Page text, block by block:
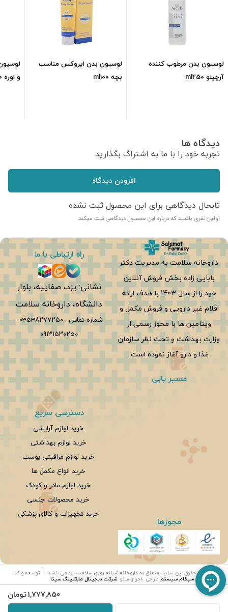
لوسیون بدن مرطوب کننده
آرچیلو ml250
لوسیون بدن ایروکس مناسب
بچه ml100
و اوره ml150
دیدگاه ها
تجربه خود را با ما به اشتراگ بگذارید
افزودن دیدگاه
تابحال دیدگاهی برای این محصول ثبت نشده
اولین نفری باشید که درباره این محصول دیدگاهی ثبت میکند
1,777,850تومان
داروخانه سلامت به مدیریت دکتر
بابایی زاده بخش فروش آنلاین
خود را از سال 1403 با هدف ارائه
اقلام غیر دارویی و فروش مکمل و
ویتامین ها با مجوز رسمی از
وزارت بهداشت و تحت نظر سازمان
غذا و دارو آغاز نموده است.
راه ارتباطی با ما
نشانی: یزد، صفاییه، بلوار
دانشگاه، داروخانه سلامت
شماره تماس :0353۸۲۷۷۲۵۰ -
۰۹۱۳۱۵۳۰۲۵۰
مسیر یابی
مجوزها
دسترسی سریع
خرید لوازم آرایشی
خرید لوازم بهداشتی
خرید لوازم مراقبتی پوست
خرید انواع مکمل ها
خرید لوازم مادر و کودک
خرید محصولات جنسی
خرید تجهیزات و کالای پزشکی
© تمامی حقوق این سایت متعلق بهداروخانه شبانه روزی سلامت یزدمی باشد. | توسعه و کد
نویسی:سپکام سیستم طراحی ،اجرا و سئو :شرکت دیجیتال مارکتینگ سپتا